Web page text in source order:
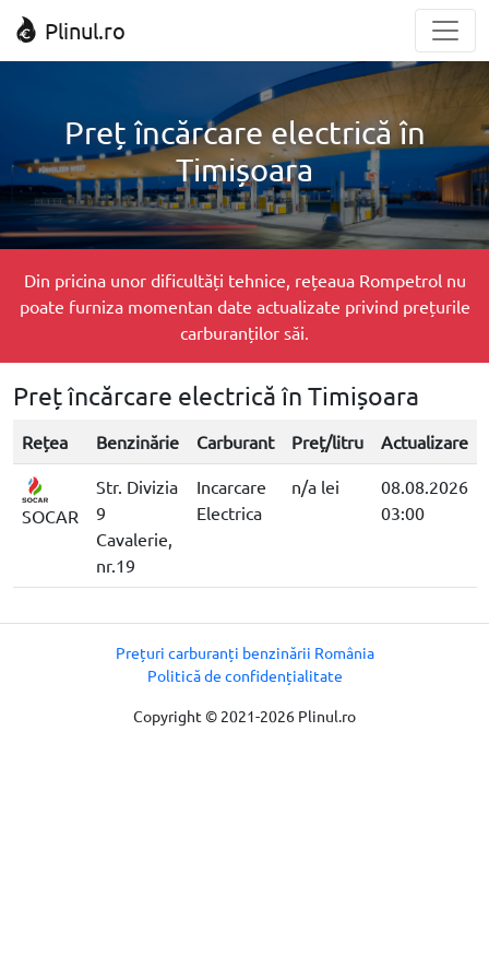
Plinul.ro
Preț încărcare electrică în
Timișoara
Din pricina unor dificultăți tehnice, rețeaua Rompetrol nu
poate furniza momentan date actualizate privind prețurile
carburanților săi.
Preț încărcare electrică în Timișoara
Rețea Benzinărie Carburant Preț/litru Actualizare
SOCAR
Str. Divizia
9
Cavalerie,
nr.19
Incarcare
Electrica
n/a lei
08.08.2026
03:00
Copyright © 2021-2026 Plinul.ro
Prețuri carburanți benzinării România
Politică de confidențialitate